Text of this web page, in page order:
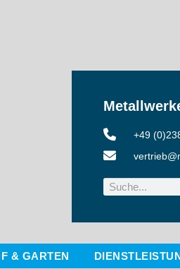
+49
& GARTEN